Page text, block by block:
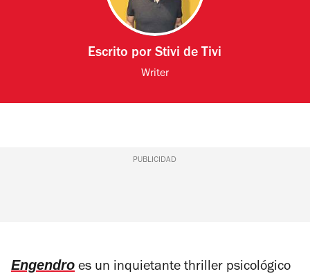
Escrito porStivi de Tivi
Writer
PUBLICIDAD
Engendro es un inquietante thriller psicológico